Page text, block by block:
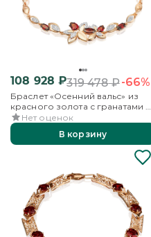
108 928 ₽319 478₽-66%
Браслет «Осенний вальс» из
красного золота с гранатами и
бесцветными топазами
Нет оценок
В корзину